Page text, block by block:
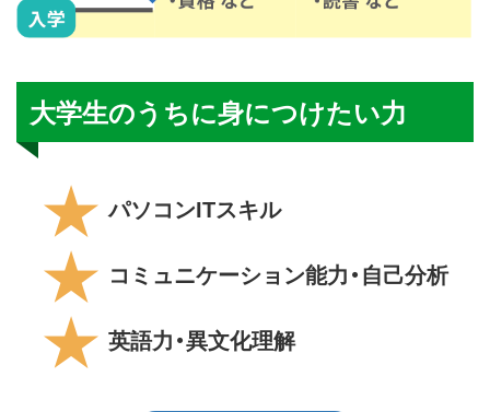
大学生のうちに身につけたい力
★ パソコンITスキル
★ コミュニケーション能力・自己分析
★ 英語力・異文化理解